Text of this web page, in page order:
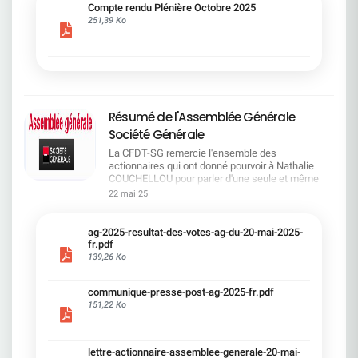
cadre du dialogue social.Bonne lecture !
Compte rendu Plénière Octobre 2025
251,39 Ko
Résumé de l'Assemblée Générale
Société Générale
La CFDT-SG remercie l'ensemble des
actionnaires qui ont donné pourvoir à Nathalie
COUCHELLOU pour parler d'une seule et même
voix.L'assemblée Générale s'est ouverte avec 4
souligné la forte amélioration en 2024 de tous les
facteurs financiers et le premier trimestre 2025
encourageant.Le Directeur Général, Slawomir
solide. Etre une banque simple et intégrée. Etre
une banque efficace. Etre une banque rentable. Le
22 mai 25
ag-2025-resultat-des-votes-ag-du-20-mai-2025-
fr.pdf
139,26 Ko
communique-presse-post-ag-2025-fr.pdf
151,22 Ko
lettre-actionnaire-assemblee-generale-20-mai-